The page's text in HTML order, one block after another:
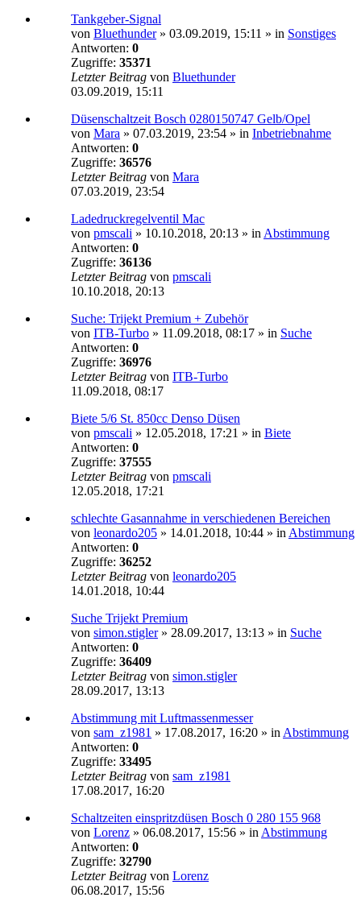
Tankgeber-Signal
von Bluethunder» 03.09.2019, 15:11 » in Sonstiges
Antworten: 0
Zugriffe: 35371
Letzter Beitrag von Bluethunder
03.09.2019, 15:11
Düsenschaltzeit Bosch 0280150747 Gelb/Opel
von Mara » 07.03.2019, 23:54 » in Inbetriebnahme
Antworten: 0
Zugriffe: 36576
Letzter Beitrag von Mara
07.03.2019, 23:54
Ladedruckregelventil Mac
von pmscali » 10.10.2018, 20:13 » in Abstimmung
Antworten: 0
Zugriffe: 36136
Letzter Beitrag von pmscali
10.10.2018, 20:13
Suche: Trijekt Premium + Zubehör
von ITB-Turbo » 11.09.2018, 08:17 » in Suche
Antworten: 0
Zugriffe: 36976
Letzter Beitrag von ITB-Turbo
11.09.2018, 08:17
Biete 5/6 St. 850cc Denso Düsen
von pmscali » 12.05.2018, 17:21 » in Biete
Antworten: 0
Zugriffe: 37555
Letzter Beitrag von pmscali
12.05.2018, 17:21
schlechte Gasannahme in verschiedenen Bereichen
von leonardo205 » 14.01.2018, 10:44 » in Abstimmung
Antworten: 0
Zugriffe: 36252
Letzter Beitrag von leonardo205
14.01.2018, 10:44
Suche Trijekt Premium
von simon.stigler» 28.09.2017, 13:13 » in Suche
Antworten: 0
Zugriffe: 36409
Letzter Beitrag von simon.stigler
28.09.2017, 13:13
Abstimmung mit Luftmassenmesser
von sam_z1981 » 17.08.2017, 16:20 » in Abstimmung
Antworten: 0
Zugriffe: 33495
Letzter Beitrag von sam_z1981
17.08.2017, 16:20
Schaltzeiten einspritzdüsen Bosch 0 280 155 968
von Lorenz » 06.08.2017, 15:56 » in Abstimmung
Antworten: 0
Zugriffe: 32790
Letzter Beitrag von Lorenz
06.08.2017, 15:56